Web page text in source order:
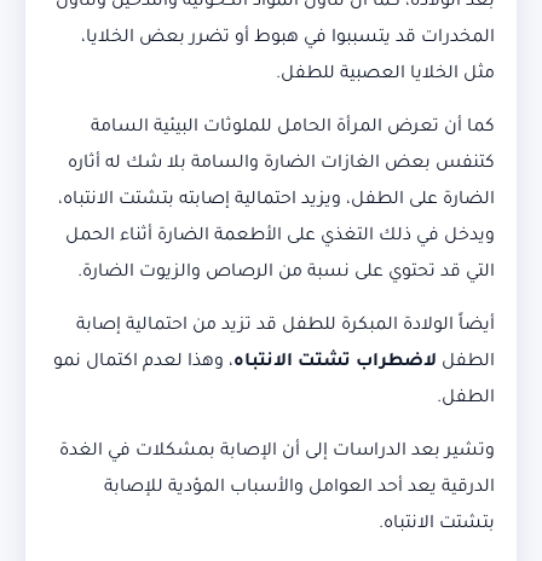
المخدرات قد يتسببوا في هبوط أو تضرر بعض الخلايا،
مثل الخلايا العصبية للطفل.
كما أن تعرض المرأة الحامل للملوثات البيئية السامة
كتنفس بعض الغازات الضارة والسامة بلا شك له أثاره
الضارة على الطفل، ويزيد احتمالية إصابته بتشتت الانتباه،
ويدخل في ذلك التغذي على الأطعمة الضارة أثناء الحمل
التي قد تحتوي على نسبة من الرصاص والزيوت الضارة.
أيضاً الولادة المبكرة للطفل قد تزيد من احتمالية إصابة
الطفل لاضطراب تشتت الانتباه، وهذا لعدم اكتمال نمو
الطفل.
وتشير بعد الدراسات إلى أن الإصابة بمشكلات في الغدة
الدرقية يعد أحد العوامل والأسباب المؤدية للإصابة
بتشتت الانتباه.